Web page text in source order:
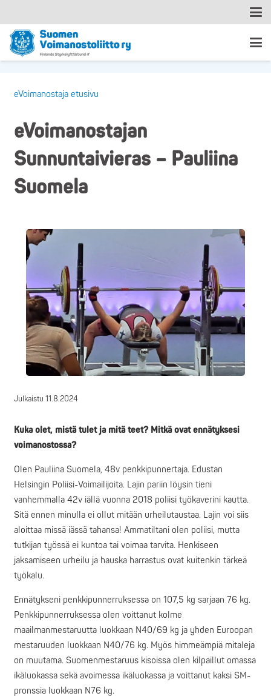
eVoimanostaja etusivu
eVoimanostajan
Sunnuntaivieras – Pauliina
Suomela
Julkaistu 11.8.2024
Kuka olet, mistä tulet ja mitä teet? Mitkä ovat ennätyksesi
voimanostossa?
Olen Pauliina Suomela, 48v penkkipunnertaja. Edustan
Helsingin Poliisi-Voimailijoita. Lajin pariin löysin tieni
vanhemmalla 42v iällä vuonna 2018 poliisi työkaverini kautta.
Sitä ennen minulla ei ollut mitään urheilutaustaa. Lajin voi siis
aloittaa missä iässä tahansa! Ammatiltani olen poliisi, mutta
tutkijan työssä ei kuntoa tai voimaa tarvita. Henkiseen
jaksamiseen urheilu ja hauska harrastus ovat kuitenkin tärkeä
työkalu.
Ennätykseni penkkipunnerruksessa on 107,5 kg sarjaan 76 kg.
Penkkipunnerruksessa olen voittanut kolme
maailmanmestaruutta luokkaan N40/69 kg ja yhden Euroopan
mestaruuden luokkaan N40/76 kg. Myös himmeämpiä mitaleja
on muutama. Suomenmestaruus kisoissa olen kilpaillut omassa
ikäluokassa sekä avoimessa ikäluokassa ja voittanut kaksi SM-
pronssia luokkaan N76 kg.